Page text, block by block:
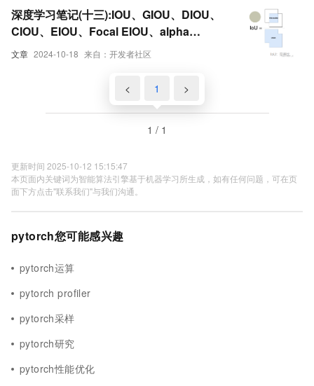
文章 2024-10-18 来自：开发者社区
深度学习笔记(十三):IOU、GIOU、DIOU、
CIOU、EIOU、Focal EIOU、alpha
IOU、SIOU、WIOU损失函数分析及
< 1 >
1 / 1
更新时间 2025-10-12 15:15:47
本页面内关键词为智能算法引擎基于机器学习所生成，如有任何问题，可在页
面下方点击"联系我们"与我们沟通。
pytorch您可能感兴趣
pytorch运算
pytorch profiler
pytorch采样
pytorch研究
pytorch性能优化